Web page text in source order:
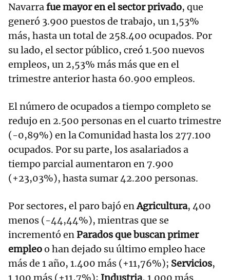
Navarrafue mayor en el sector privado, que
generó 3.900 puestos de trabajo, un 1,53%
más, hasta un total de 258.400 ocupados. Por
su lado, el sector público, creó 1.500 nuevos
empleos, un 2,53% más más que en el
trimestre anterior hasta 60.900 empleos.
El número de ocupados a tiempo completo se
redujo en 2.500 personas en el cuarto trimestre
(-0,89%) en la Comunidad hasta los 277.100
ocupados. Por su parte, los asalariados a
tiempo parcial aumentaron en 7.900
(+23,03%), hasta sumar 42.200 personas.
Por sectores, el paro bajó enAgricultura, 400
menos (-44,44%), mientras que se
incrementó enParados que buscan primer
empleoo han dejado su último empleo hace
más de 1 año, 1.400 más (+11,76%); Servicios,
1.100 más (+11,7%); Industria, 1.000 más